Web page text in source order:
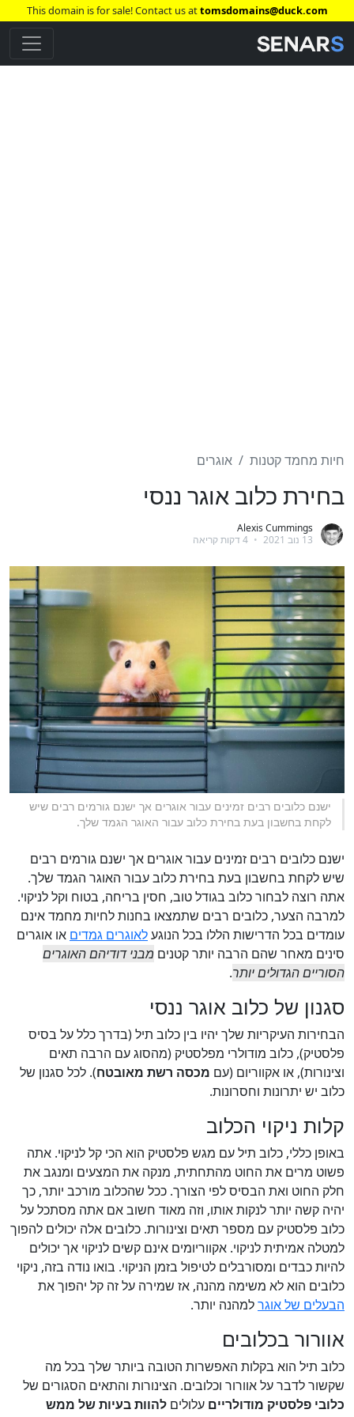
This domain is for sale! Contact us attomsdomains@duck.com
חיות מחמד קטנות אוגרים
בחירת כלוב אוגר ננסי
Alexis Cummings
13 נוב 2021
•
ישנם כלובים רבים זמינים עבור אוגרים אך ישנם גורמים רבים שיש
לקחת בחשבון בעת בחירת כלוב עבור האוגר הגמד שלך.
ישנם כלובים רבים זמינים עבור אוגרים אך ישנם גורמים רבים
שיש לקחת בחשבון בעת בחירת כלוב עבור האוגר הגמד שלך.
אתה רוצה לבחור כלוב בגודל טוב, חסין בריחה, בטוח וקל לניקוי.
למרבה הצער, כלובים רבים שתמצאו בחנות לחיות מחמד אינם
עומדים בכל הדרישות הללו בכל הנוגעלאוגרים גמדים או אוגרים
סינים מאחר שהם הרבה יותר קטנים מבני דודיהם האוגרים
הסוריים הגדולים יותר.
סגנון של כלוב אוגר ננסי
הבחירות העיקריות שלך יהיו בין כלוב תיל (בדרך כלל על בסיס
פלסטיק), כלוב מודולרי מפלסטיק (מהסוג עם הרבה תאים
וצינורות), או אקווריום (עם מכסה רשת מאובטח). לכל סגנון של
כלוב יש יתרונות וחסרונות.
קלות ניקוי הכלוב
באופן כללי, כלוב תיל עם מגש פלסטיק הוא הכי קל לניקוי. אתה
פשוט מרים את החוט מהתחתית, מנקה את המצעים ומנגב את
חלק החוט ואת הבסיס לפי הצורך. ככל שהכלוב מורכב יותר, כך
יהיה קשה יותר לנקות אותו, וזה מאוד חשוב אם אתה מסתכל על
כלוב פלסטיק עם מספר תאים וצינורות. כלובים אלה יכולים להפוך
למטלה אמיתית לניקוי. אקווריומים אינם קשים לניקוי אך יכולים
להיות כבדים ומסורבלים לטיפול בזמן הניקוי. בואו נודה בזה, ניקוי
כלובים הוא לא משימה מהנה, אז שמירה על זה קל יהפוך את
הבעלים של אוגרלמהנה יותר.
אוורור בכלובים
כלוב תיל הוא בקלות האפשרות הטובה ביותר שלך בכל מה
שקשור לדבר על אוורור וכלובים. הצינורות והתאים הסגורים של
כלובי פלסטיק מודולריים עלולים להוות בעיות של ממש